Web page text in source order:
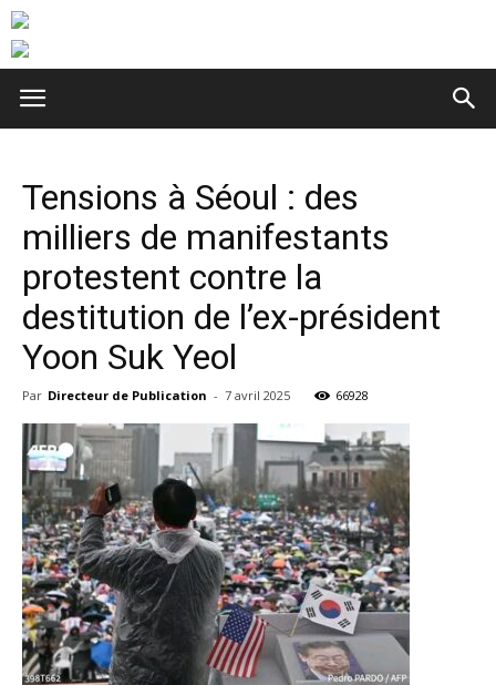
Tensions à Séoul : des
milliers de manifestants
protestent contre la
destitution de l’ex-président
Yoon Suk Yeol
Par Directeur de Publication - 7 avril 2025 66928